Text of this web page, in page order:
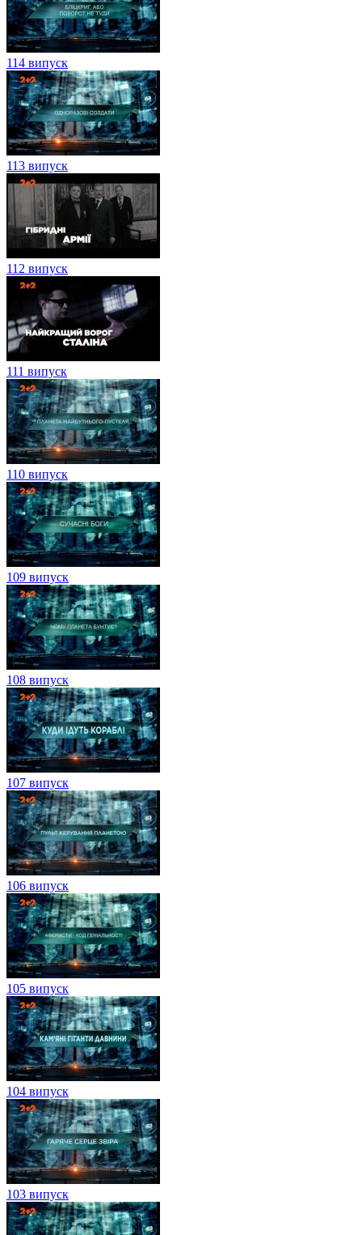
114 випуск
113 випуск
112 випуск
111 випуск
110 випуск
109 випуск
108 випуск
107 випуск
106 випуск
105 випуск
104 випуск
103 випуск